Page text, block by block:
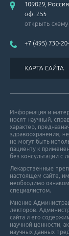
109029,
оф. 255
открыть
+7 (495) 730-
КАРТА САЙТА
Информация и
носят научный,
характер,
здравоохранения,
не могут быть
пациенту к
без консультации с
Лекарственные
настоящем сайте,
необходимо
специалистом.
Мнение
лекторов.
cайта и его
научной ценности,
научных данных